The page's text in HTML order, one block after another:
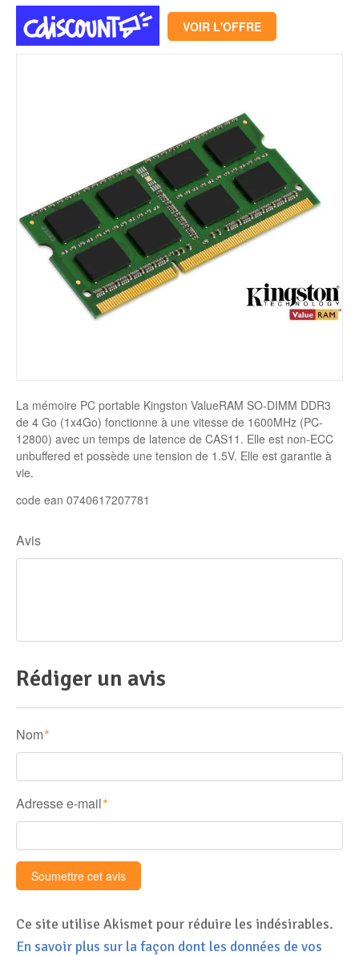
PC en kit
Carte mère
Disque SSD
Imprimante VOIR L'OFFRE
La mémoire PC portable Kingston ValueRAM SO-DIMM DDR3
de 4 Go (1x4Go) fonctionne à une vitesse de 1600MHz (PC-
12800) avec un temps de latence de CAS11. Elle est non-ECC
unbuffered et possède une tension de 1.5V. Elle est garantie à
vie.
code ean 0740617207781
Avis
Rédiger un avis
Nom *
Adresse e-mail *
Ce site utilise Akismet pour réduire les indésirables.
En savoir plus sur la façon dont les données de vos